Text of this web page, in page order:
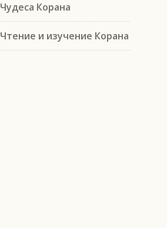
Чудеса Корана
Чтение и изучение Корана